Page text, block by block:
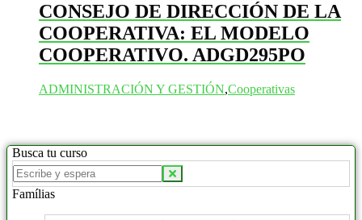
CONSEJO DE DIRECCIÓN DE LA
COOPERATIVA: EL MODELO
COOPERATIVO. ADGD295PO
ADMINISTRACIÓN Y GESTIÓN,Cooperativas
Busca tu curso
Buscar
productos:
Famílias